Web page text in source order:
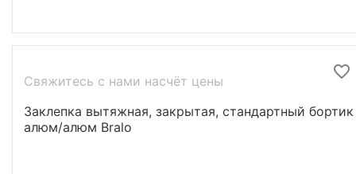
Свяжитесь с нами насчёт цены
Заклепка вытяжная, закрытая, стандартный бортик
алюм/алюм Bralo